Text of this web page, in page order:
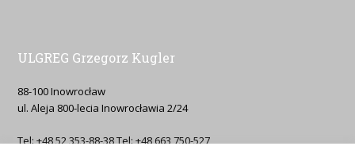
ULGREG Grzegorz Kugler
88-100 Inowrocław
ul. Aleja 800-lecia Inowrocławia 2/24
Tel: +48 52 353-88-38 Tel: +48 663 750-527